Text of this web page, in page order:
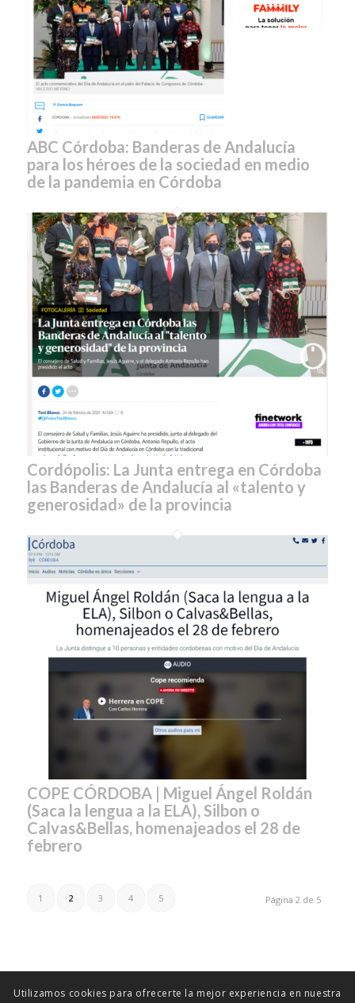
ABC Córdoba: Banderas de Andalucía
para los héroes de la sociedad en medio
de la pandemia en Córdoba
Cordópolis: La Junta entrega en Córdoba
las Banderas de Andalucía al «talento y
generosidad» de la provincia
COPE CÓRDOBA | Miguel Ángel Roldán
(Saca la lengua a la ELA), Silbon o
Calvas&Bellas, homenajeados el 28 de
febrero
Página 2 de 5
1 2 3 4 5
Utilizamos cookies para ofrecerte la mejor experiencia en nuestra